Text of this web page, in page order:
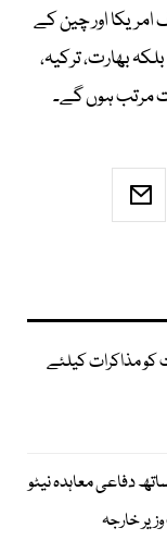
امریکا اور چین کے
بھارت، ترکیہ،
مرتب ہوں گے۔
کو مذاکرات کیلئے
دفاعی معاہدہ نیٹو